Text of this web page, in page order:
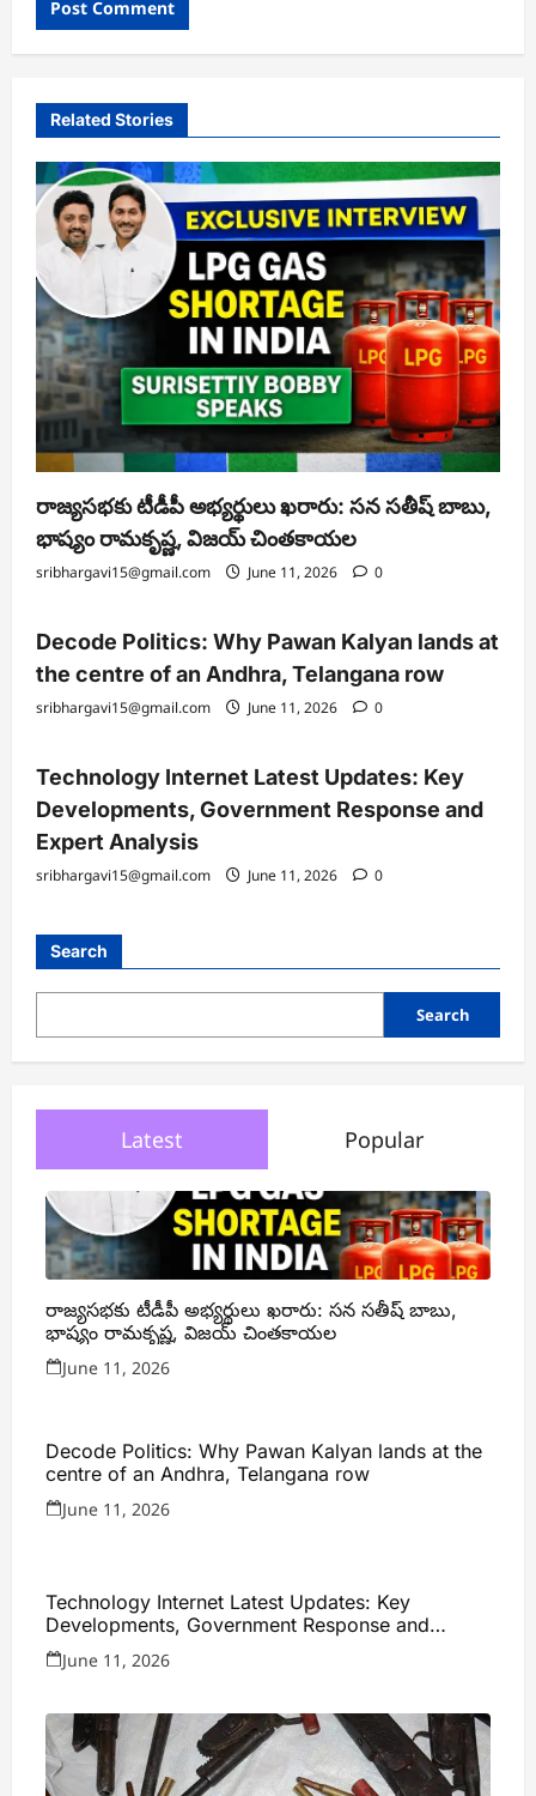
Related Stories
రాజ్యసభకు టీడీపీ అభ్యర్థులు ఖరారు: సన సతీష్ బాబు,
భాష్యం రామకృష్ణ, విజయ్ చింతకాయల
sribhargavi15@gmail.com June 11, 2026 0
Decode Politics: Why Pawan Kalyan lands at
the centre of an Andhra, Telangana row
sribhargavi15@gmail.com June 11, 2026 0
Technology Internet Latest Updates: Key
Developments, Government Response and
Expert Analysis
sribhargavi15@gmail.com June 11, 2026 0
Search
Search
Latest Popular
రాజ్యసభకు టీడీపీ అభ్యర్థులు ఖరారు: సన సతీష్ బాబు,
భాష్యం రామకృష్ణ, విజయ్ చింతకాయల
June 11, 2026
Decode Politics: Why Pawan Kalyan lands at the
centre of an Andhra, Telangana row
June 11, 2026
Technology Internet Latest Updates: Key
Developments, Government Response and
Expert Analysis
June 11, 2026